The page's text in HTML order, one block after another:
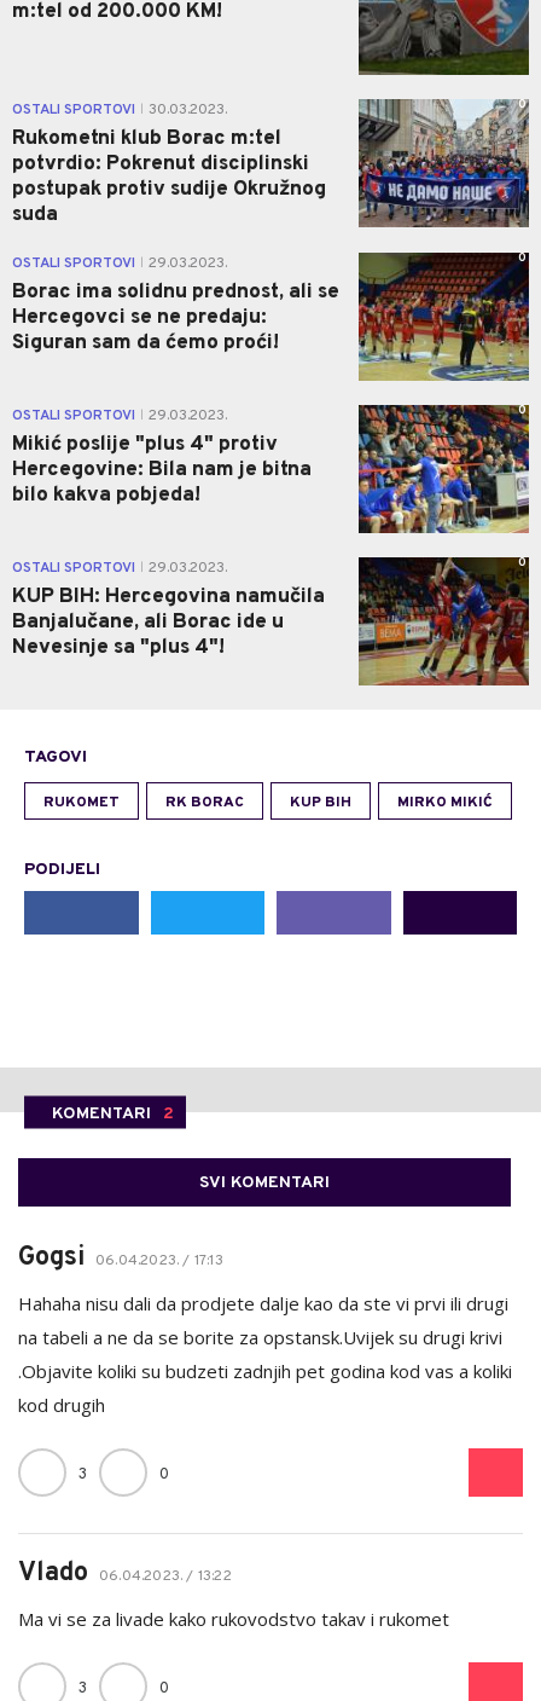
m:tel od 200.000 KM!
OSTALI SPORTOVI 30.03.2023.
Rukometni klub Borac m:tel
potvrdio: Pokrenut disciplinski
postupak protiv sudije Okružnog
suda
0
OSTALI SPORTOVI 29.03.2023.
Borac ima solidnu prednost, ali se
Hercegovci se ne predaju:
Siguran sam da ćemo proći!
0
OSTALI SPORTOVI 29.03.2023.
Mikić poslije "plus 4" protiv
Hercegovine: Bila nam je bitna
bilo kakva pobjeda!
0
OSTALI SPORTOVI 29.03.2023.
KUP BIH: Hercegovina namučila
Banjalučane, ali Borac ide u
Nevesinje sa "plus 4"!
0
TAGOVI
RUKOMET RK BORAC KUP BIH MIRKO MIKIĆ
PODIJELI
KOMENTARI 2
SVI KOMENTARI
Gogsi 06.04.2023. / 17:13
Hahaha nisu dali da prodjete dalje kao da ste vi prvi ili drugi
na tabeli a ne da se borite za opstansk.Uvijek su drugi krivi
.Objavite koliki su budzeti zadnjih pet godina kod vas a koliki
kod drugih
3 0
Vlado 06.04.2023. / 13:22
Ma vi se za livade kako rukovodstvo takav i rukomet
3 0